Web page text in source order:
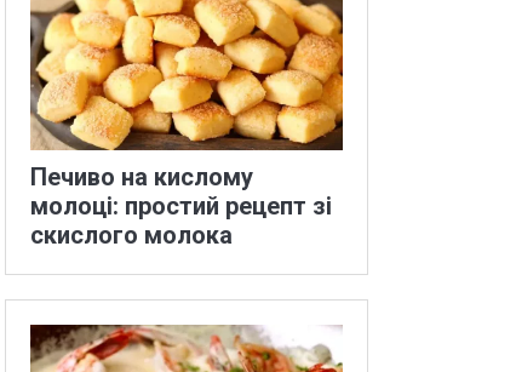
Печиво на кислому
молоці: простий рецепт зі
скислого молока